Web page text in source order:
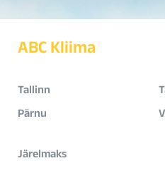
ABC Kliima
Tallinn
Pärnu
Järelmaks